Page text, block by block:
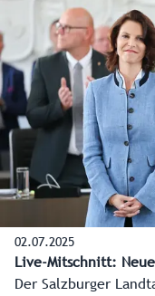
02.07.2025
Live-Mitschnitt:
Der Salzburger